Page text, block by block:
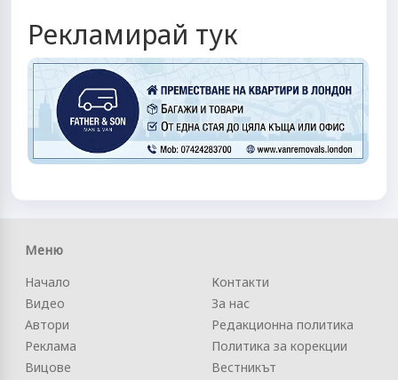
Рекламирай тук
Меню
Начало
Видео
Автори
Реклама
Вицове
Контакти
За нас
Редакционна политика
Политика за корекции
Вестникът